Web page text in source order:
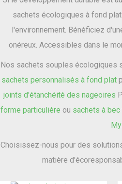
sachets écologiques à fond
l'environnement. Bénéficiez
onéreux. Accessibles dans le
Nos sachets souples écologiques
sachets personnalisés à fond plat
joints d'étanchéité des nageoires
forme particulière ou sachets à
Choisissez-nous pour des
matière